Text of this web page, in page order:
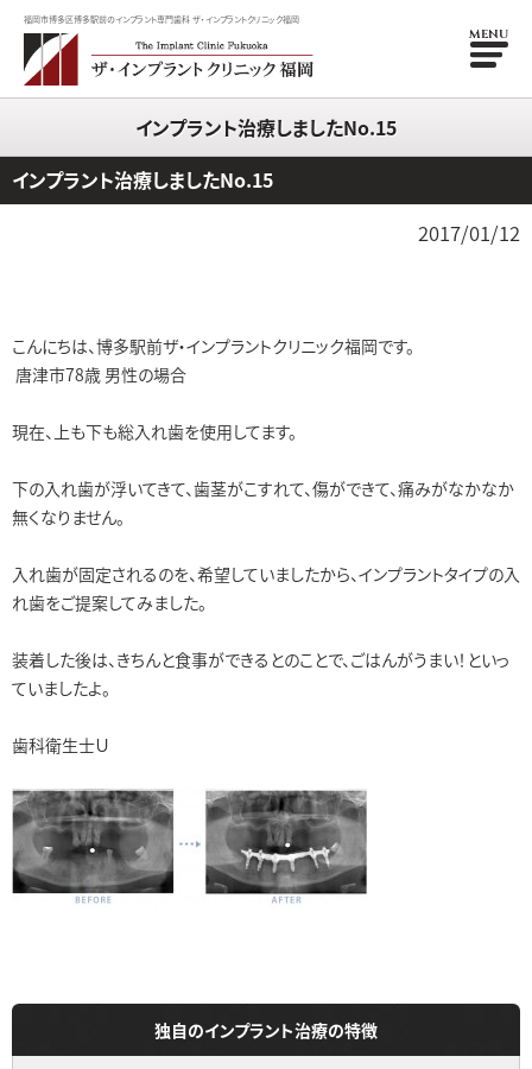
福岡市博多区博多駅前のインプラント専門歯科 ザ・インプラントクリニック福岡
MENU
インプラント治療しましたNo.15
インプラント治療しましたNo.15
2017/01/12
こんにちは、博多駅前ザ・インプラントクリニック福岡です。
唐津市78歳 男性の場合
現在、上も下も総入れ歯を使用してます。
下の入れ歯が浮いてきて、歯茎がこすれて、傷ができて、痛みがなかなか
無くなりません。
入れ歯が固定されるのを、希望していましたから、インプラントタイプの入
れ歯をご提案してみました。
装着した後は、きちんと食事ができるとのことで、ごはんがうまい！といっ
ていましたよ。
歯科衛生士Ｕ
独自のインプラント治療の特徴